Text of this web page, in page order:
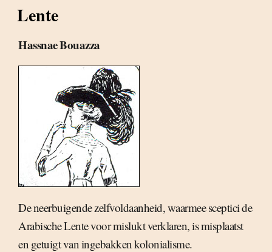
Lente
Hassnae Bouazza
De neerbuigende zelfvoldaanheid, waarmee sceptici de
Arabische Lente voor mislukt verklaren, is misplaatst
en getuigt van ingebakken kolonialisme.